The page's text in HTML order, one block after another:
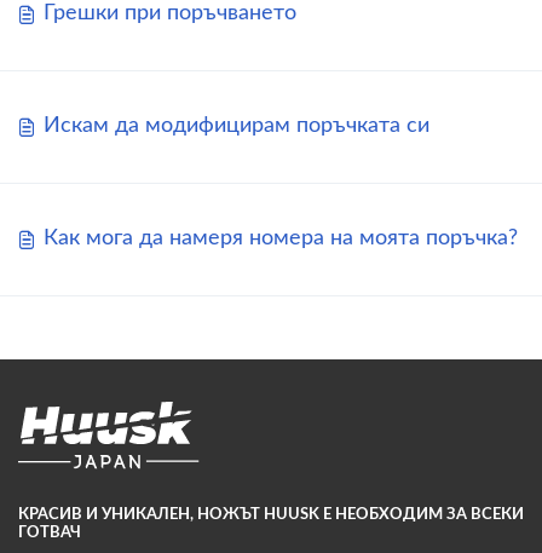
Грешки при поръчването
Искам да модифицирам поръчката си
Как мога да намеря номера на моята поръчка?
КРАСИВ И УНИКАЛЕН, НОЖЪТ HUUSK Е НЕОБХОДИМ ЗА ВСЕКИ
ГОТВАЧ